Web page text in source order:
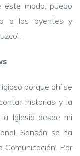
este modo, puedo
a los oyentes y
porque ahí se
historias y la
Iglesia desde mi
Sansón se ha
Comunicación. Por